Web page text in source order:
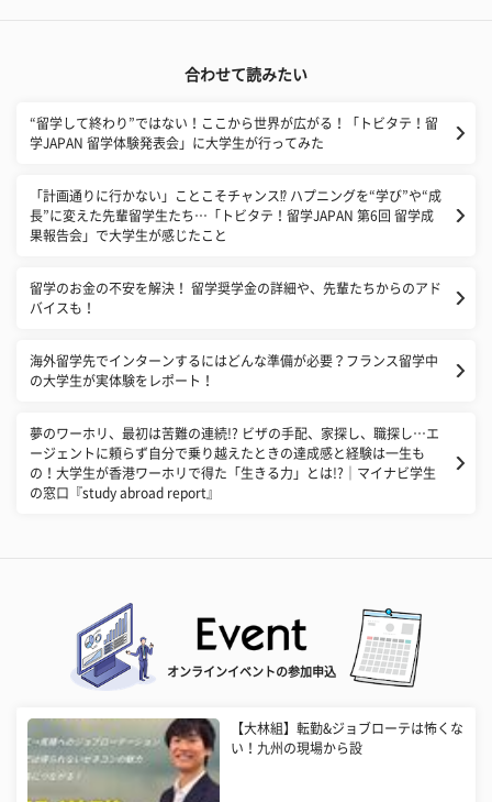
合わせて読みたい
“留学して終わり”ではない！ここから世界が広がる！「トビタテ！留
学JAPAN 留学体験発表会」に大学生が行ってみた
「計画通りに行かない」ことこそチャンス⁉ ハプニングを“学び”や“成
長”に変えた先輩留学生たち…「トビタテ！留学JAPAN 第6回 留学成
果報告会」で大学生が感じたこと
留学のお金の不安を解決！ 留学奨学金の詳細や、先輩たちからのアド
バイスも！
海外留学先でインターンするにはどんな準備が必要？フランス留学中
の大学生が実体験をレポート！
夢のワーホリ、最初は苦難の連続!? ビザの手配、家探し、職探し…エ
ージェントに頼らず自分で乗り越えたときの達成感と経験は一生も
の！大学生が香港ワーホリで得た「生きる力」とは!?｜マイナビ学生
の窓口『study abroad report』
オンラインイベントの参加申込
【大林組】転勤&ジョブローテは怖くな
い！九州の現場から設